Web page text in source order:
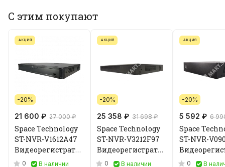
С этим покупают
АКЦИЯ
-20%
21 600 ₽ 27 000 ₽
Space Technology
ST-NVR-V1612A47
Видеорегистратор
IP 0
В наличии
АКЦИЯ
-20%
25 358 ₽ 31 698 ₽
Space Technology
ST-NVR-V3212F97
Видеорегистратор
IP 0
В наличии
АКЦИЯ
-20%
5 592 ₽ 6
Space
ST-NVR-
IP 0
В